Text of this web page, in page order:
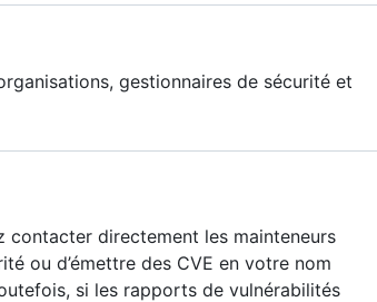
gestionnaires de sécurité et
contacter directement les mainteneurs
ou d’émettre des CVE en votre nom
si les rapports de vulnérabilités